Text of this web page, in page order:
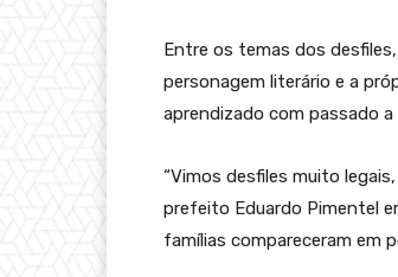
Entre os temas dos
personagem literário e a
aprendizado com passado
“Vimos desfiles muito
prefeito Eduardo Pimentel
famílias compareceram em